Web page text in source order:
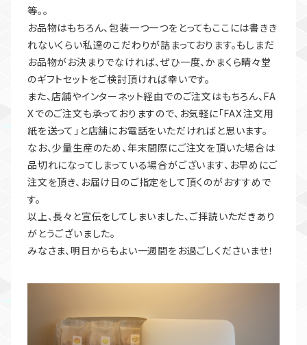
等。。
お品物はもちろん、包装一つ一つをとってもここには書きき
れないくらい私達のこだわりが詰まっております。もしまだ
お品物がお決まりでなければ、ぜひ一度、かまくら晴々堂
のギフトセットをご検討頂ければ幸いです。
また、店舗やインターネット経由でのご注文はもちろん、FA
Xでのご注文も承っておりますので、お気軽に「FAX注文用
紙を送って」と店舗にお電話をいただければと思います。
なお、少量生産のため、年末間際にご注文を頂いた場合は
品切れになってしまっている場合がございます、お早めにご
注文を頂き、お届け日のご指定をして頂くのがおすすめで
す。
以上、長々と宣伝をしてしまいました、ご拝読いただきあり
がとうございました。
みなさま、明日からもよい一週間をお過ごしくださいませ！